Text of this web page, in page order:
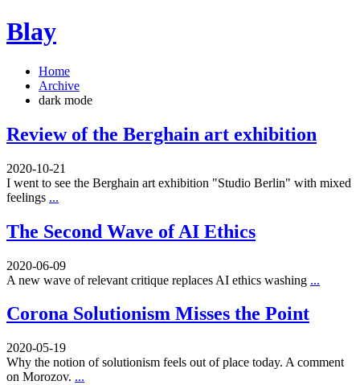
Blay
Home
Archive
dark mode
Review of the Berghain art exhibition
2020-10-21
I went to see the Berghain art exhibition "Studio Berlin" with mixed
feelings ...
The Second Wave of AI Ethics
2020-06-09
A new wave of relevant critique replaces AI ethics washing ...
Corona Solutionism Misses the Point
2020-05-19
Why the notion of solutionism feels out of place today. A comment
on Morozov. ...